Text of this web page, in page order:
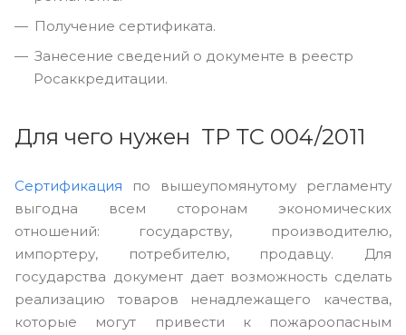
Получение сертификата.
Занесение сведений о документе в реестр
Росаккредитации.
Для чего нужен ТР ТС 004/2011
Сертификация по вышеупомянутому регламенту
выгодна всем сторонам экономических
отношений: государству, производителю,
импортеру, потребителю, продавцу. Для
государства документ дает возможность сделать
реализацию товаров ненадлежащего качества,
которые могут привести к пожароопасным